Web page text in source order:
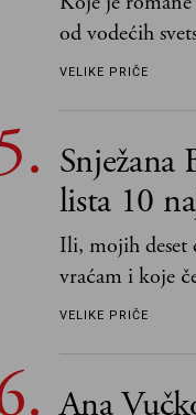
od vodećih
književnosti
VELIKE PRIČE
Snježana
lista 10
Ili, mojih deset
vraćam i koje
VELIKE PRIČE
Ana